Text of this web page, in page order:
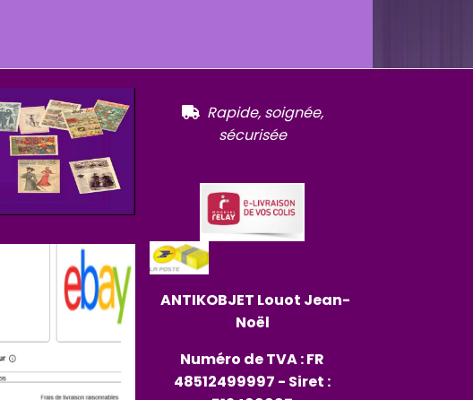
 Rapide, soignée,
sécurisée
ANTIKOBJET Louot Jean-
Noël
Numéro de TVA : FR
48512499997 - Siret :